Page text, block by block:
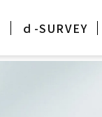
ｄ-SURVEY